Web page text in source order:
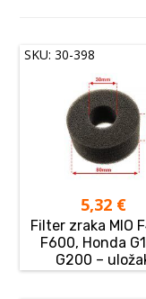
SKU: 30-398
5,32 €
Filter zraka MIO
F600, Honda
G200 –